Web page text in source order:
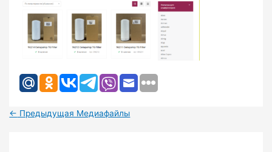
← Предыдущая Медиафайлы